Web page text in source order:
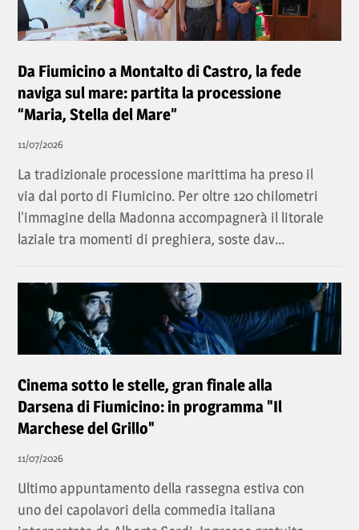
Da Fiumicino a Montalto di Castro, la fede
naviga sul mare: partita la processione
“Maria, Stella del Mare”
11/07/2026
La tradizionale processione marittima ha preso il
via dal porto di Fiumicino. Per oltre 120 chilometri
l'immagine della Madonna accompagnerà il litorale
laziale tra momenti di preghiera, soste dav...
Cinema sotto le stelle, gran finale alla
Darsena di Fiumicino: in programma "Il
Marchese del Grillo"
11/07/2026
Ultimo appuntamento della rassegna estiva con
uno dei capolavori della commedia italiana